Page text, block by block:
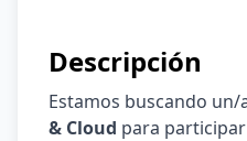
Descripción
Estamos buscando un/
& Cloud para